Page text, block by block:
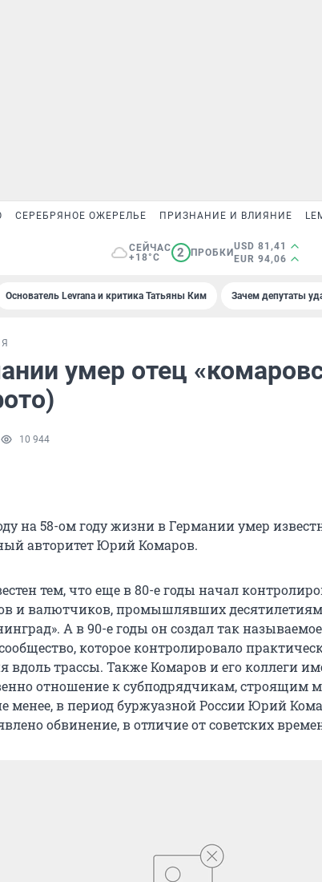
СЕРЕБРЯНОЕ ОЖЕРЕЛЬЕ ПРИЗНАНИЕ И ВЛИЯНИЕ
СЕЙЧАС
+18°C
2 ПРОБКИ
USD 81,41
EUR 94,06
Основатель Levrana и критика Татьяны Ким Зачем депутаты
умер отец
10 944
на 58-ом году жизни в Германии умер
авторитет Юрий Комаров.
тем, что еще в 80-е годы начал
и валютчиков, промышлявших
А в 90-е годы он создал так
которое контролировало
вдоль трассы. Также Комаров и его коллеги
отношение к субподрядчикам, строящим
менее, в период буржуазной России Юрий
обвинение, в отличие от советских